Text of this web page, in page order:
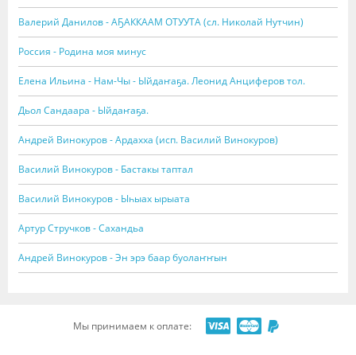
Валерий Данилов - АҔАККААМ ОТУУТА (сл. Николай Нутчин)
Россия - Родина моя минус
Елена Ильина - Нам-Чы - Ыйдаҥаҕа. Леонид Анциферов тол.
Дьол Сандаара - Ыйдаҥаҕа.
Андрей Винокуров - Ардахха (исп. Василий Винокуров)
Василий Винокуров - Бастакы таптал
Василий Винокуров - Ыһыах ырыата
Артур Стручков - Сахандьа
Андрей Винокуров - Эн эрэ баар буолаҥҥын
Мы принимаем к оплате: